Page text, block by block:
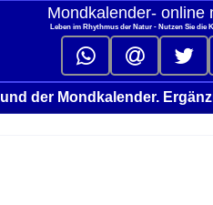
Mondkalender‑ online
Leben im Rhythmus der Natur - Nutzen Sie die
der Mondkalender.